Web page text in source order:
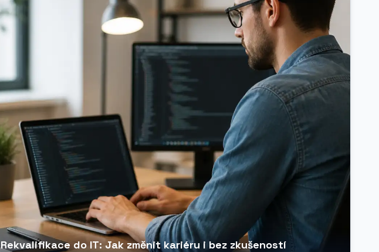
Rekvalifikace do IT: Jak změnit kariéru i bez zkušeností